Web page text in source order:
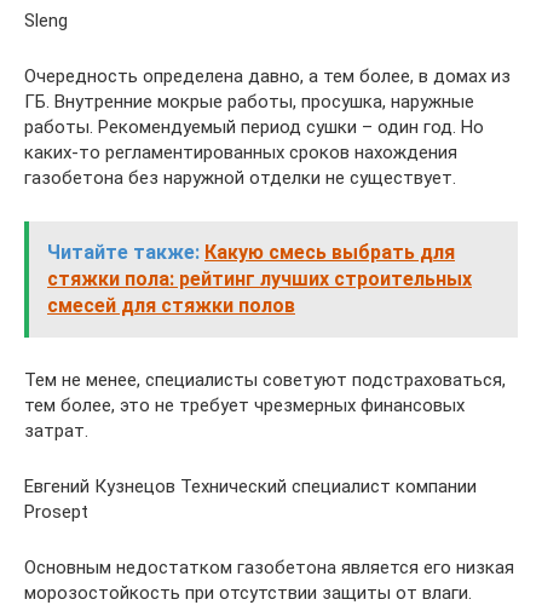
Sleng
Очередность определена давно, а тем более, в домах из
ГБ. Внутренние мокрые работы, просушка, наружные
работы. Рекомендуемый период сушки – один год. Но
каких-то регламентированных сроков нахождения
газобетона без наружной отделки не существует.
Читайте также: Какую смесь выбрать для
стяжки пола: рейтинг лучших строительных
смесей для стяжки полов
Тем не менее, специалисты советуют подстраховаться,
тем более, это не требует чрезмерных финансовых
затрат.
Евгений Кузнецов Технический специалист компании
Prosept
Основным недостатком газобетона является его низкая
морозостойкость при отсутствии защиты от влаги.